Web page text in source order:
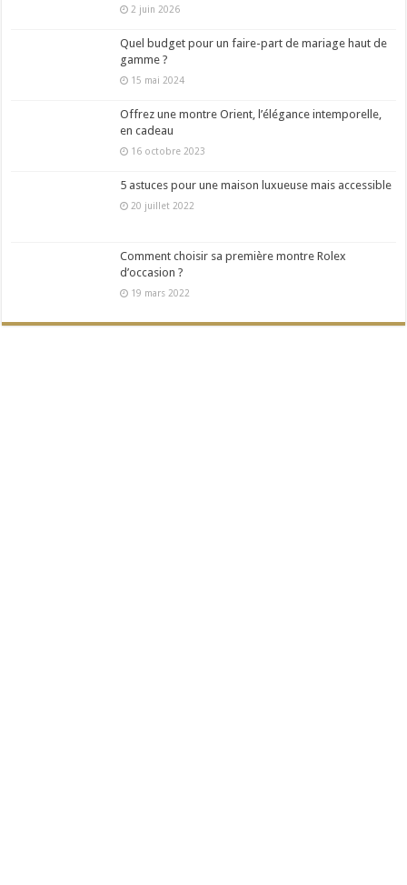
2 juin 2026
Quel budget pour un faire-part de mariage haut de
gamme ?
15 mai 2024
Offrez une montre Orient, l’élégance intemporelle,
en cadeau
16 octobre 2023
5 astuces pour une maison luxueuse mais accessible
20 juillet 2022
Comment choisir sa première montre Rolex
d’occasion ?
19 mars 2022